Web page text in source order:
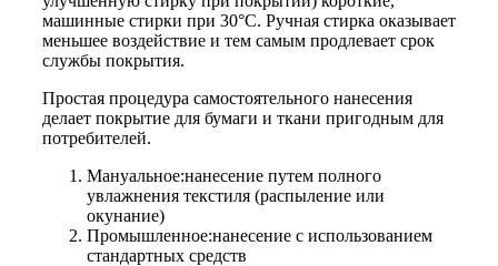
машинные стирки при 30°C. Ручная стирка оказывает
меньшее воздействие и тем самым продлевает срок
службы покрытия.
Простая процедура самостоятельного нанесения
делает покрытие для бумаги и ткани пригодным для
потребителей.
Мануальное:нанесение путем полного
увлажнения текстиля (распыление или
окунание)
Промышленное:нанесение с использованием
стандартных средств